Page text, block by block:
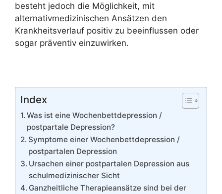
besteht jedoch die Möglichkeit, mit
alternativmedizinischen Ansätzen den
Krankheitsverlauf positiv zu beeinflussen oder
sogar präventiv einzuwirken.
Index
Was ist eine Wochenbettdepression /
postpartale Depression?
Symptome einer Wochenbettdepression /
postpartalen Depression
Ursachen einer postpartalen Depression aus
schulmedizinischer Sicht
Ganzheitliche Therapieansätze sind bei der